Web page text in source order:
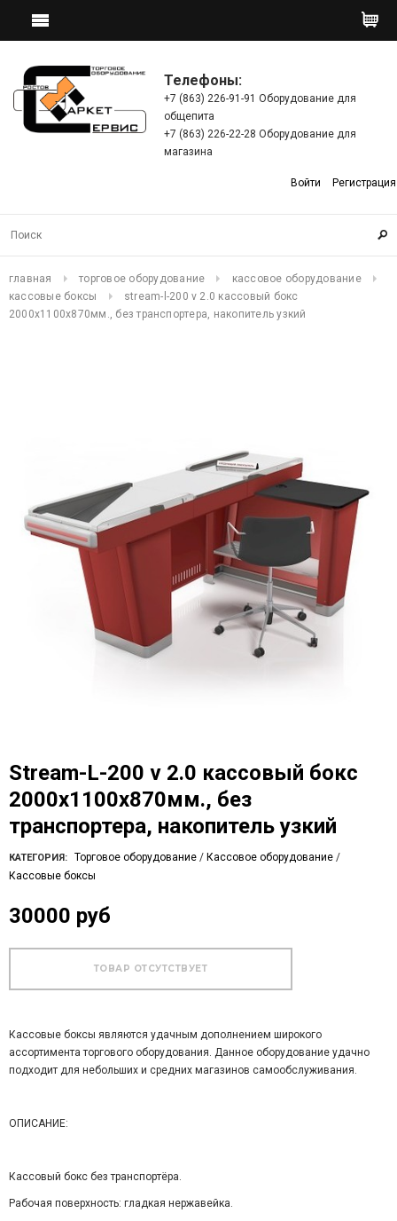
Телефоны:
+7 (863) 226-91-91 Оборудование для
общепита
+7 (863) 226-22-28 Оборудование для
магазина
Войти Регистрация
главная торговое оборудование
кассовое оборудование
кассовые боксы
stream-l-200 v 2.0 кассовый бокс
2000х1100х870мм., без транспортера, накопитель узкий
Stream-L-200 v 2.0 кассовый бокс
2000х1100х870мм., без
транспортера, накопитель узкий
КАТЕГОРИЯ: Торговое оборудование / Кассовое оборудование /
Кассовые боксы
30000 руб
Кассовые боксы являются удачным дополнением широкого
ассортимента торгового оборудования. Данное оборудование удачно
подходит для небольших и средних магазинов самообслуживания.
ОПИСАНИЕ:
Кассовый бокс без транспортёра.
Рабочая поверхность: гладкая нержавейка.